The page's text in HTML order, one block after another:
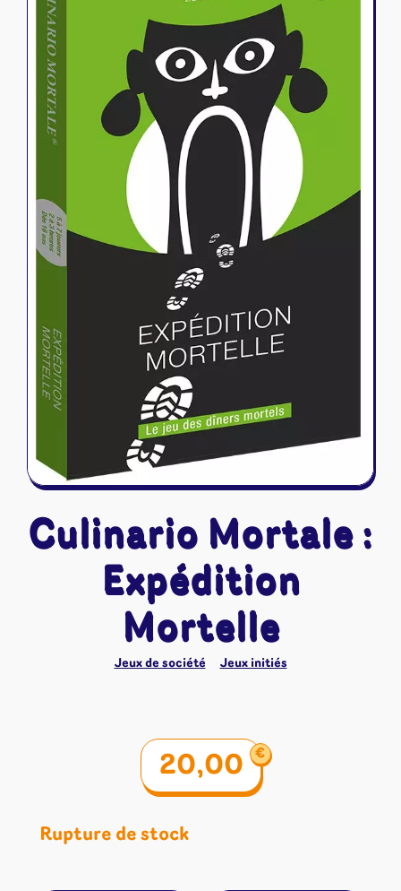
Naruto Mythos
Autres
Tapis de jeu
Culinario Mortale :
Expédition
Mortelle
Jeux de société Jeux initiés
20,00 €
Rupture de stock